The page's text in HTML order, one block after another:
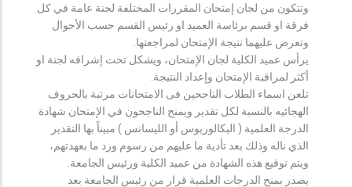
وتتكون من لجان إمتحان المقررات المختلفة لجنة عامة في كل
فرقة او قسم برئاسة العميد او رئيس القسم حسب الأحوال
وتعرض عليهما نتيجة الإمتحان لمراجعتها.
يرأس عميد الكلية لجان الإمتحان، ويشكل تحت إشرافه لجنة او
أكثر لمراقبة الإمتحان وإعداد النتيجة.
تلعن اسماء الطلاب الناجحين فى الامتحانات مرتبة بالحروف
الهجائيه بالنسبة لكل تقدير ويمنح الناجحون في الإمتحان شهادة
الدرجة العلمية ( البكالوريوس أو الليسانس ) مبيناً بها التقدير
الذي ناله وذلك بعد تأدية ما عليهم من رسوم ورد ما بعهدتهم،
ويتم توقيع هذه الشهادة من عميد الكلية ورئيس الجامعة.
يصدر بمنح الدرجات العلمية قرار من رئيس الجامعة بعد